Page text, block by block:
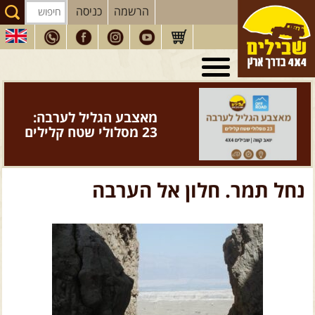
הרשמה כניסה
טיולי 4X4
בארץ
מסעות בעולם
טיוליםלרכב פנאי
הדרכותנהיגה
המדריכיםשלנו
הירשמו לניוזלטר שבילים
הבלוג של יואב קווה
פודקאסט ג'יפאות
מאצבע הגליל לערבה:
23 מסלולי שטח קלילים
נחל תמר. חלון אל הערבה